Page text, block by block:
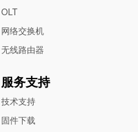
OLT
网络交换机
无线路由器
服务支持
技术支持
固件下载